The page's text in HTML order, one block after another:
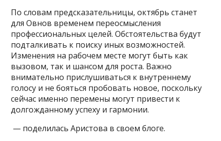
По словам предсказательницы, октябрь станет
для Овнов временем переосмысления
профессиональных целей. Обстоятельства будут
подталкивать к поиску иных возможностей.
Изменения на рабочем месте могут быть как
вызовом, так и шансом для роста. Важно
внимательно прислушиваться к внутреннему
голосу и не бояться пробовать новое, поскольку
сейчас именно перемены могут привести к
долгожданному успеху и гармонии.
— поделилась Аристова в своем блоге.